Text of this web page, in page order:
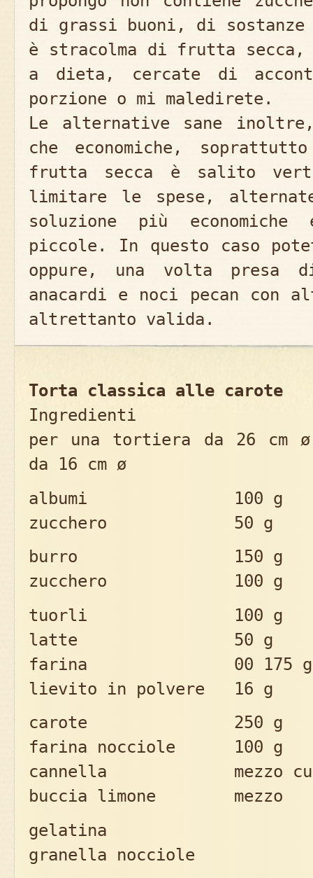
di grassi buoni, di
è stracolma di frutta
a dieta, cercate di
porzione o mi maledirete.
Le alternative sane
che economiche,
frutta secca è salito
limitare le spese,
soluzione più
piccole. In questo caso
oppure, una volta presa
anacardi e noci pecan
altrettanto valida.
Torta classica alle carote
Ingredienti
per una tortiera da 26 cm
da 16 cm ø
albumi 100 g
zucchero 50 g
burro 150 g
zucchero 100 g
tuorli 100 g
latte 50 g
farina 00 175 g
lievito in polvere 16 g
carote 250 g
farina nocciole 100 g
cannella mezzo
buccia limone mezzo
gelatina
granella nocciole